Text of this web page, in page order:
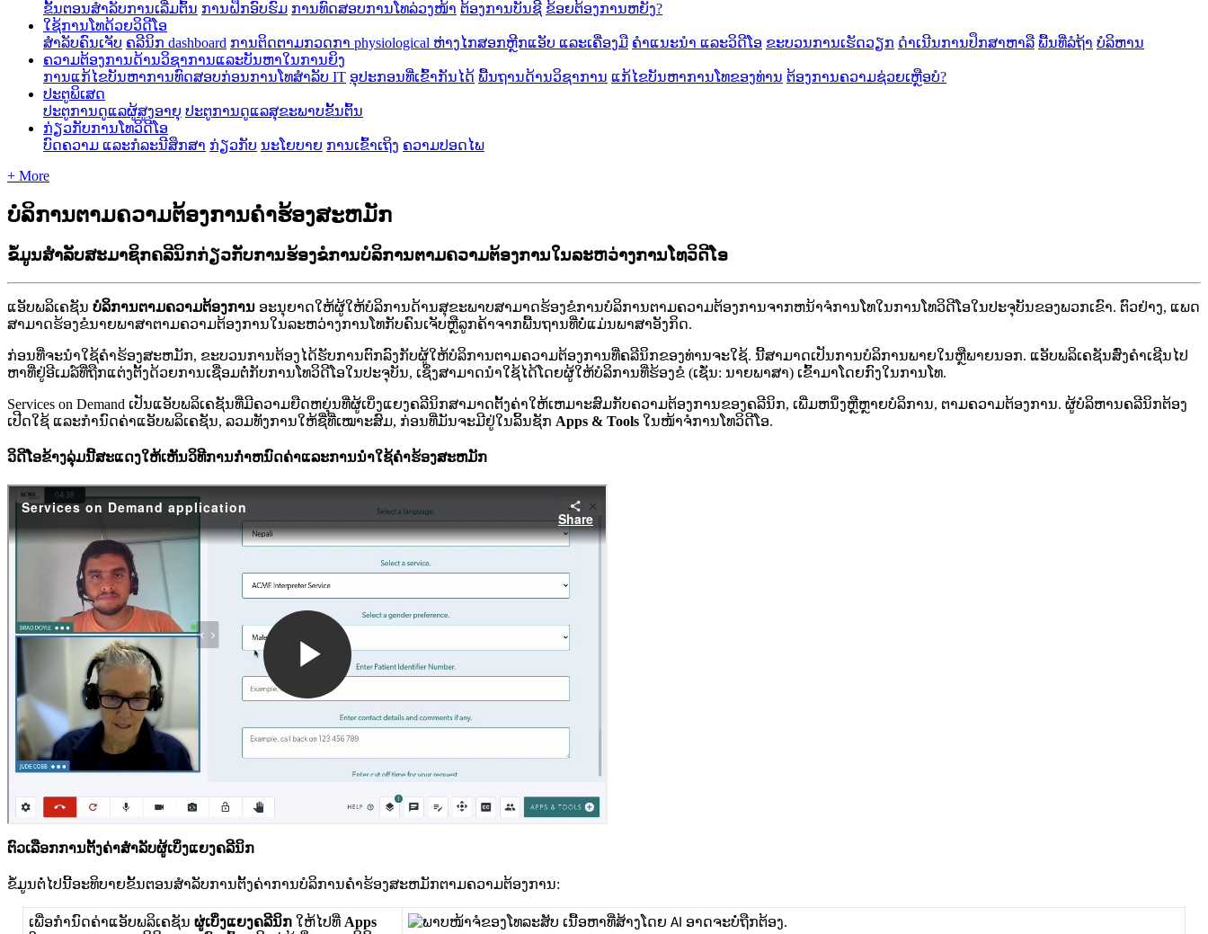
ຂັ້ນຕອນສໍາລັບການເລີ່ມຕົ້ນ ການຝຶກອົບຮົມ ການທົດສອບການໂທລ່ວງໜ້າ ຕ້ອງການບັນຊີ ຂ້ອຍຕ້ອງການຫຍັງ?
ໃຊ້ການໂທດ້ວຍວິດີໂອ
ສໍາລັບຄົນເຈັບ ຄລີນິກ dashboard ການ​ຕິດ​ຕາມ​ກວດ​ກາ physiological ຫ່າງ​ໄກ​ສອກ​ຫຼີກ​ແອັບ ແລະເຄື່ອງມື ຄຳແນະນຳ ແລະວິດີໂອ ຂະບວນການເຮັດວຽກ ດໍາເນີນການປຶກສາຫາລື ພື້ນທີ່ລໍຖ້າ ບໍລິຫານ
ຄວາມຕ້ອງການດ້ານວິຊາການແລະບັນຫາໃນການຍິງ
ການ​ແກ້​ໄຂ​ບັນ​ຫາ​ການ​ທົດ​ສອບ​ກ່ອນ​ການ​ໂທ​ສໍາລັບ IT ອຸປະກອນທີ່ເຂົ້າກັນໄດ້ ພື້ນຖານດ້ານວິຊາການ ແກ້ໄຂບັນຫາການໂທຂອງທ່ານ ຕ້ອງການຄວາມຊ່ວຍເຫຼືອບໍ?
ປະຕູພິເສດ
ປະຕູການດູແລຜູ້ສູງອາຍຸ ປະຕູການດູແລສຸຂະພາບຂັ້ນຕົ້ນ
ກ່ຽວກັບການໂທວິດີໂອ
ບົດຄວາມ ແລະກໍລະນີສຶກສາ ກ່ຽວກັບ ນະໂຍບາຍ ການເຂົ້າເຖິງ ຄວາມປອດໄພ
+ More
ບໍລິການຕາມຄວາມຕ້ອງການຄໍາຮ້ອງສະຫມັກ
ຂໍ້​ມູນ​ສໍາ​ລັບ​ສະ​ມາ​ຊິກ​ຄລີ​ນິກ​ກ່ຽວ​ກັບ​ການ​ຮ້ອງ​ຂໍ​ການ​ບໍ​ລິ​ການ​ຕາມ​ຄວາມ​ຕ້ອງ​ການ​ໃນ​ລະ​ຫວ່າງ​ການ​ໂທ​ວິ​ດີ​ໂອ​
ແອບພລເຄຊນ ບລການຕາມຄວາມຕອງການ ອະນຍາດໃຫຜໃຫບລການດານສຂະພາບສາມາດຮອງຂການບລການຕາມຄວາມຕອງການຈາກຫນາຈການໂທໃນການໂທວດໂອໃນປະຈບນຂອງພວກເຂາ. ຕວຢາງ, ແພດ
ສາມາດຮອງຂນາຍພາສາຕາມຄວາມຕອງການໃນລະຫວາງການໂທກບຄນເຈບຫລກຄາຈາກພນຖານທບແມນພາສາອງກດ.
ກອນທຈະນາໃຊຄາຮອງສະຫມກ, ຂະບວນການຕອງໄດຮບການຕກລງກບຜໃຫບລການຕາມຄວາມຕອງການທຄລນກຂອງທານຈະໃຊ. ນສາມາດເປນການບລການພາຍໃນຫພາຍນອກ. ແອບພລເຄຊນສງຄາເຊນໄປ
ຫາທຢອເມລທຖກແຕງຕງດວຍການເຊອມຕກບການໂທວດໂອໃນປະຈບນ, ເຊງສາມາດນາໃຊໄດໂດຍຜໃຫບລການທຮອງຂ (ເຊນ: ນາຍພາສາ) ເຂາມາໂດຍກງໃນການໂທ.
Services on Demand ເປນແອບພລເຄຊນທມຄວາມຍດຫຍນທຜເບງແຍງຄລນກສາມາດຕງຄາໃຫເຫມາະສມກບຄວາມຕອງການຂອງຄລນກ, ເພມຫນງຫຫາຍບລການ, ຕາມຄວາມຕອງການ. ຜບລຫານຄລນກຕອງ
ເປດໃຊ ແລະກນດຄາແອບພລເຄຊນ, ລວມທງການໃຫຊທເໝາະສມ, ກອນທມນຈະມຢໃນລນຊກ Apps & Tools ໃນໜາຈການໂທວດໂອ.
ວດໂອຂາງລມນສະແດງໃຫເຫນວທການກາຫນດຄາແລະການນາໃຊຄາຮອງສະຫມກ
ຕວເລອກການຕງຄາສລບຜເບງແຍງຄລນກ
ຂມນຕໄປນອະທບາຍຂນຕອນສາລບການຕງຄາການບລການຄາຮອງສະຫມກຕາມຄວາມຕອງການ:
ເພອກນດຄາແອບພລເຄຊນ ຜເບງແຍງຄລນກ ໃຫໄປທ Apps